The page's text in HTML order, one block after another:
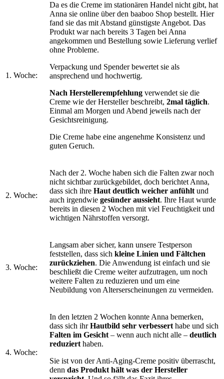
1. Woche:
Da es die Creme im stationären Handel nicht gibt, hat
Anna sie online über den baaboo Shop bestellt. Hier
fand sie das mit Abstand günstigste Angebot. Das
Produkt war nach bereits 3 Tagen bei Anna
angekommen und Bestellung sowie Lieferung verlief
ohne Probleme.
Verpackung und Spender bewertet sie als
ansprechend und hochwertig.
Nach Herstellerempfehlung verwendet sie die
Creme wie der Hersteller beschreibt, 2mal täglich.
Einmal am Morgen und Abend jeweils nach der
Gesichtsreinigung.
Die Creme habe eine angenehme Konsistenz und
guten Geruch.
2. Woche:
Nach der 2. Woche haben sich die Falten zwar noch
nicht sichtbar zurückgebildet, doch berichtet Anna,
dass sich ihre Haut deutlich weicher anfühltund
auch irgendwie gesünder aussieht. Ihre Haut wurde
bereits in diesen 2 Wochen mit viel Feuchtigkeit und
wichtigen Nährstoffen versorgt.
3. Woche:
Langsam aber sicher, kann unsere Testperson
feststellen, dass sich kleine Linien und Fältchen
zurückziehen. Die Anwendung ist einfach und sie
beschließt die Creme weiter aufzutragen, um noch
weitere Falten zu reduzieren und um eine
Neubildung von Alterserscheinungen zu vermeiden.
4. Woche:
In den letzten 2 Wochen konnte Anna bemerken,
dass sich ihrHautbild sehr verbesserthabe und sich
Falten im Gesicht– wenn auch nicht alle – deutlich
reduzierthaben.
Sie ist von der Anti-Aging-Creme positiv überrascht,
denn das Produkt hält was der Hersteller